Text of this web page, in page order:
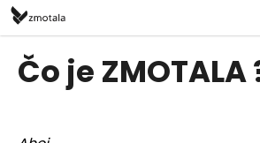
Prejsť
na
obsah
Čo je ZMOTALA
K
o